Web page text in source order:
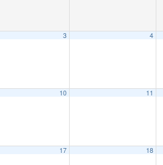
3 4
10 11
17 18